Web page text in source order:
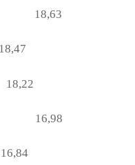
18,63
18,47
18,22
16,98
16,84